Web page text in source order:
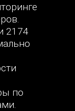
2174
по